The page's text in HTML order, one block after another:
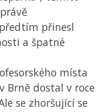
přinesl
a špatné
místa
Brně dostal v roce
se zhoršující se